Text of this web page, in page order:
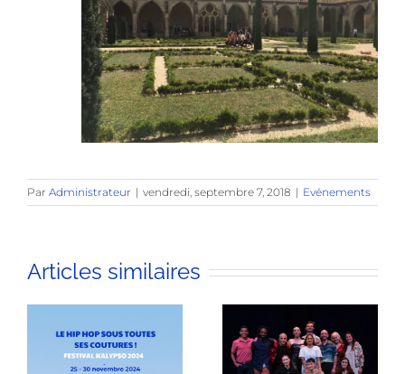
Par Administrateur | vendredi, septembre 7, 2018 | Evénements
Articles similaires